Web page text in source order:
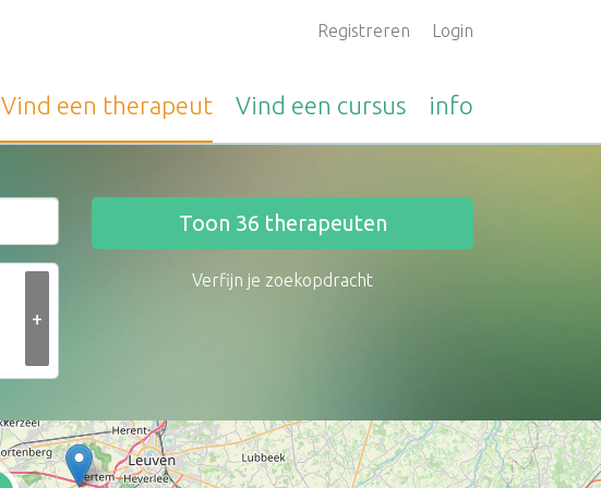
Registreren Login
Vind een therapeut Vind een cursus info
+
Toon 36 therapeuten
Verfijn je zoekopdracht